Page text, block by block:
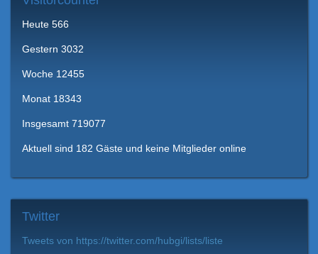
Heute 566
Gestern 3032
Woche 12455
Monat 18343
Insgesamt 719077
Aktuell sind 182 Gäste und keine Mitglieder online
Twitter
Tweets von https://twitter.com/hubgi/lists/liste